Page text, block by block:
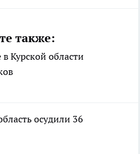
также:
Курской области
осудили 36